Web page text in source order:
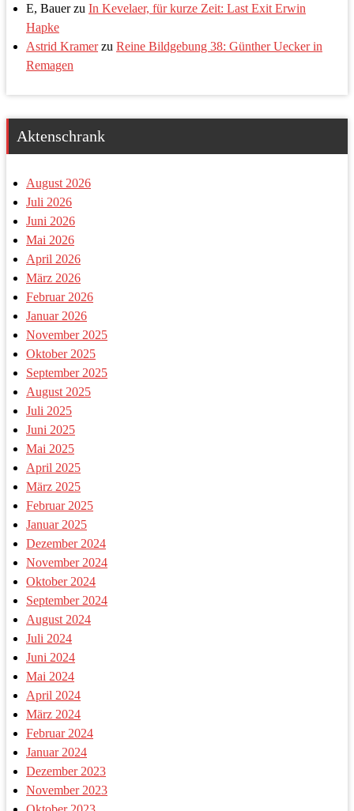
E, Bauerzu In Kevelaer, für kurze Zeit: Last Exit Erwin
Hapke
Astrid Kramerzu Reine Bildgebung 38: Günther Uecker in
Remagen
Aktenschrank
August 2026
Juli 2026
Juni 2026
Mai 2026
April 2026
März 2026
Februar 2026
Januar 2026
November 2025
Oktober 2025
September 2025
August 2025
Juli 2025
Juni 2025
Mai 2025
April 2025
März 2025
Februar 2025
Januar 2025
Dezember 2024
November 2024
Oktober 2024
September 2024
August 2024
Juli 2024
Juni 2024
Mai 2024
April 2024
März 2024
Februar 2024
Januar 2024
Dezember 2023
November 2023